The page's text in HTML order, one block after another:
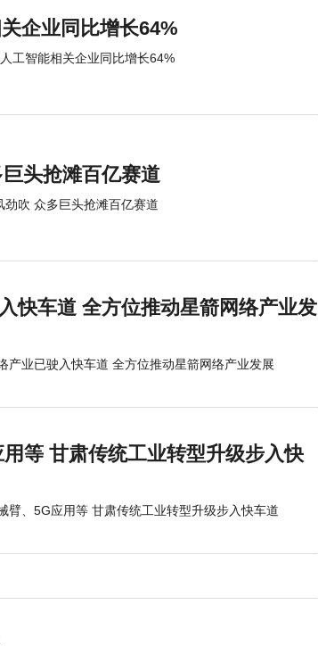
企业同比增长64%
工智能相关企业同比增长64%
头抢滩百亿赛道
劲吹 众多巨头抢滩百亿赛道
快车道 全方位推动星箭网络产业发
产业已驶入快车道 全方位推动星箭网络产业发展
等 甘肃传统工业转型升级步入快
臂、5G应用等 甘肃传统工业转型升级步入快车道